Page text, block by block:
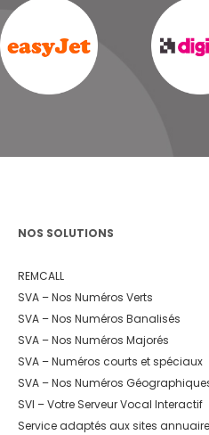
NOS SOLUTIONS
REMCALL
SVA – Nos Numéros Verts
SVA – Nos Numéros Banalisés
SVA – Nos Numéros Majorés
SVA – Numéros courts et spéciaux
SVA – Nos Numéros
SVI – Votre Serveur Vocal Interactif
Service adaptés aux sites